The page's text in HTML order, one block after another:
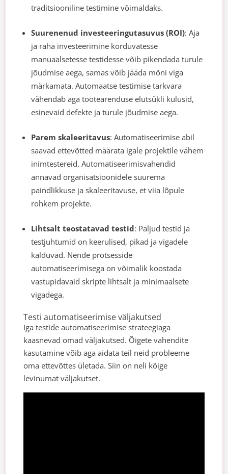
traditsiooniline testimine võimaldaks.
Suurenenud investeeringutasuvus (ROI): Aja
ja raha investeerimine korduvatesse
manuaalsetesse testidesse võib pikendada turule
jõudmise aega, samas võib jääda mõni viga
märkamata. Automaatse testimise tarkvara
vähendab aga tootearenduse elutsükli kulusid,
esinevaid defekte ja turule jõudmise aega.
Parem skaleeritavus: Automatiseerimise abil
saavad ettevõtted määrata igale projektile vähem
inimtestereid. Automatiseerimisvahendid
annavad organisatsioonidele suurema
paindlikkuse ja skaleeritavuse, et viia lõpule
rohkem projekte.
Lihtsalt teostatavad testid: Paljud testid ja
testjuhtumid on keerulised, pikad ja vigadele
kalduvad. Nende protsesside
automatiseerimisega on võimalik koostada
vastupidavaid skripte lihtsalt ja minimaalsete
vigadega.
Testi automatiseerimise väljakutsed
Iga testide automatiseerimise strateegiaga
kaasnevad omad väljakutsed. Õigete vahendite
kasutamine võib aga aidata teil neid probleeme
oma ettevõttes ületada. Siin on neli kõige
levinumat väljakutset.